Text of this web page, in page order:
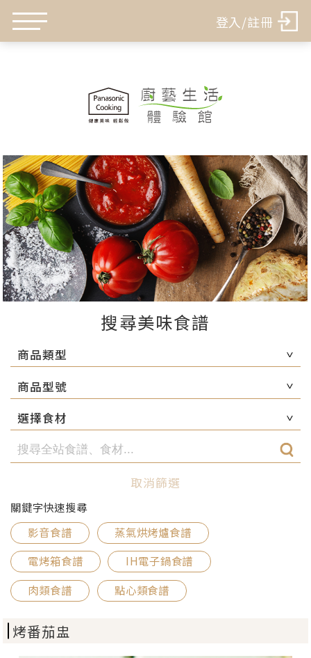
登入/註冊
搜尋美味食譜
商品類型
商品型號
選擇食材
取消篩選
關鍵字快速搜尋
影音食譜
蒸氣烘烤爐食譜
電烤箱食譜
IH電子鍋食譜
肉類食譜
點心類食譜
烤番茄盅